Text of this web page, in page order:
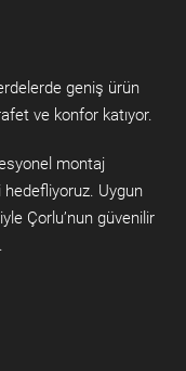
geniş ürün
ve konfor katıyor.
montaj
Uygun
Çorlu’nun güvenilir